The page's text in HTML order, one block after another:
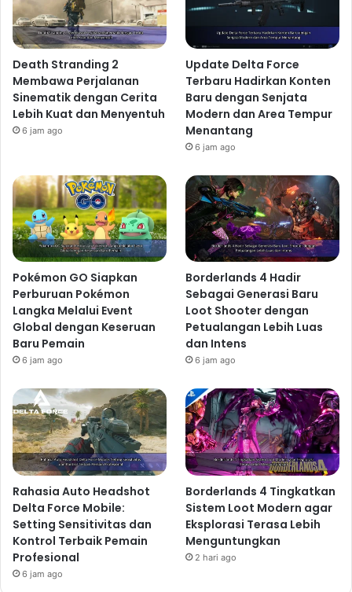
Death Stranding 2
Membawa Perjalanan
Sinematik dengan Cerita
Lebih Kuat dan Menyentuh
6 jam ago
Update Delta Force
Terbaru Hadirkan Konten
Baru dengan Senjata
Modern dan Area Tempur
Menantang
6 jam ago
Pokémon GO Siapkan
Perburuan Pokémon
Langka Melalui Event
Global dengan Keseruan
Baru Pemain
6 jam ago
Borderlands 4 Hadir
Sebagai Generasi Baru
Loot Shooter dengan
Petualangan Lebih Luas
dan Intens
6 jam ago
Rahasia Auto Headshot
Delta Force Mobile:
Setting Sensitivitas dan
Kontrol Terbaik Pemain
Profesional
6 jam ago
Borderlands 4 Tingkatkan
Sistem Loot Modern agar
Eksplorasi Terasa Lebih
Menguntungkan
2 hari ago